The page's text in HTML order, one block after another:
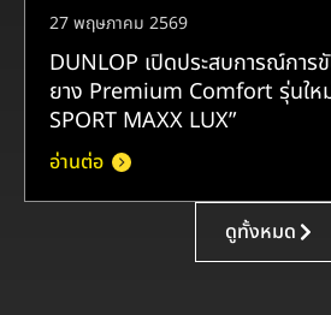
27 พฤษภาคม 2569
DUNLOP เปิดประสบการณ์การ
ยาง Premium Comfort รุ่นให
SPORT MAXX LUX”
อ่านต่อ
ดูทั้งหมด